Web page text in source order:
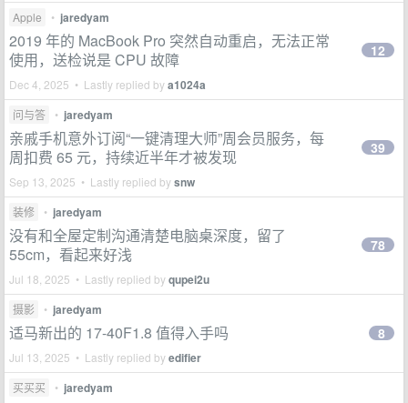
Apple • jaredyam
2019 年的 MacBook Pro 突然自动重启，无法正常
使用，送检说是 CPU 故障
Dec 4, 2025 • Lastly replied bya1024a
12
问与答 • jaredyam
亲戚手机意外订阅“一键清理大师”周会员服务，每
周扣费 65 元，持续近半年才被发现
Sep 13, 2025 • Lastly replied bysnw
39
装修 • jaredyam
没有和全屋定制沟通清楚电脑桌深度，留了
55cm，看起来好浅
Jul 18, 2025 • Lastly replied byqupei2u
78
摄影 • jaredyam
适马新出的 17-40F1.8 值得入手吗
Jul 13, 2025 • Lastly replied byedifier
8
买买买 • jaredyam